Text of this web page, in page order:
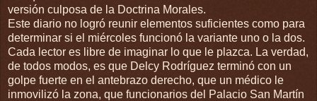
versión culposa de la Doctrina Morales.
Este diario no logró reunir elementos suficientes como para
determinar si el miércoles funcionó la variante uno o la dos.
Cada lector es libre de imaginar lo que le plazca. La verdad,
de todos modos, es que Delcy Rodríguez terminó con un
golpe fuerte en el antebrazo derecho, que un médico le
inmovilizó la zona, que funcionarios del Palacio San Martín